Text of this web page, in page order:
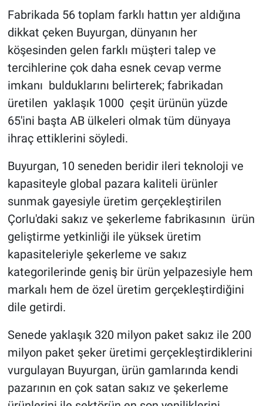
Fabrikada 56 toplam farklı hattın yer aldığına
dikkat çeken Buyurgan, dünyanın her
köşesinden gelen farklı müşteri talep ve
tercihlerine çok daha esnek cevap verme
imkanı bulduklarını belirterek; fabrikadan
üretilen yaklaşık 1000 çeşit ürünün yüzde
65'ini başta AB ülkeleri olmak tüm dünyaya
ihraç ettiklerini söyledi.
Buyurgan, 10 seneden beridir ileri teknoloji ve
kapasiteyle global pazara kaliteli ürünler
sunmak gayesiyle üretim gerçekleştirilen
Çorlu'daki sakız ve şekerleme fabrikasının ürün
geliştirme yetkinliği ile yüksek üretim
kapasiteleriyle şekerleme ve sakız
kategorilerinde geniş bir ürün yelpazesiyle hem
markalı hem de özel üretim gerçekleştirdiğini
dile getirdi.
Senede yaklaşık 320 milyon paket sakız ile 200
milyon paket şeker üretimi gerçekleştirdiklerini
vurgulayan Buyurgan, ürün gamlarında kendi
pazarının en çok satan sakız ve şekerleme